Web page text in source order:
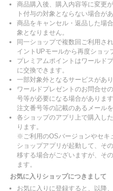
商品購入後、購入内容等に変更
ト付与の対象とならない場合があ
商品をキャンセル・返品した場
象となりません。
同一ショップで複数回ご利用さ
イントUPモールから再度ショッ
プレミアムポイントはワールド
に交換できます。
一部対象外となるサービスがあり
ワールドプレゼントのお問合せ
号等が必要になる場合がありま
注文番号等の記載のあるメール
各ショップのアプリ上で購入し
ります。
※ご利用のOSバージョンやセキ
ショップアプリが起動して、そ
移する場合がございますが、そ
ます。
お気に入りショップにつきまして
お気に入りに登録すると、以降